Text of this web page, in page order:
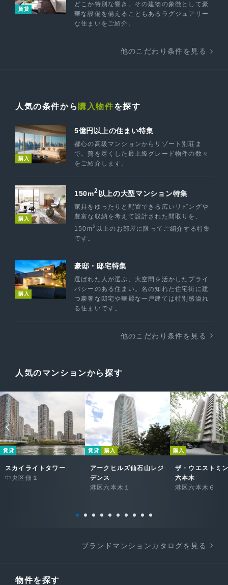
賃貸
どこか特別な響き。その建物の象徴として豪
華な設備を備えることもあるラグジュアリー
な住まいをご紹介。
他のこだわり条件を見る
人気の条件から 購入物件を探す
購入
5億円以上の住まい特集
都心の高級マンションからリゾート別荘ま
で。贅を尽くした最上級グレード物件の数々
をご紹介します。
購入
150m2 以上の大型マンション特集
家具をゆったりと配置できる広いリビングや
豊富な収納を考えて設計された間取りを、
150m2 以上のお部屋に限ってご紹介する特集
です。
購入
豪邸・邸宅特集
選ばれた人が選ぶ、大空間を活かしたプライ
バシーのある住まい。名の知れた住宅街に建
つ豪奢な邸宅や華麗な一戸建ては特別感溢れ
る住まいです。
他のこだわり条件を見る
人気のマンションから探す
賃貸
スカイライトタワー
中央区佃１
賃貸 購入
アークヒルズ仙石山レジ
デンス
港区六本木１
購入
ザ・ウエストミ
六本木
港区六本木６
ブランドマンションカタログを見る
物件を探す